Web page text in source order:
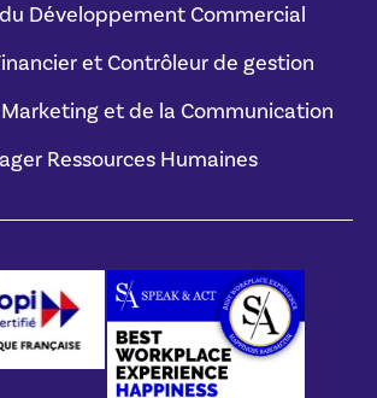
Développement Commercial
et Contrôleur de gestion
et de la Communication
Ressources Humaines